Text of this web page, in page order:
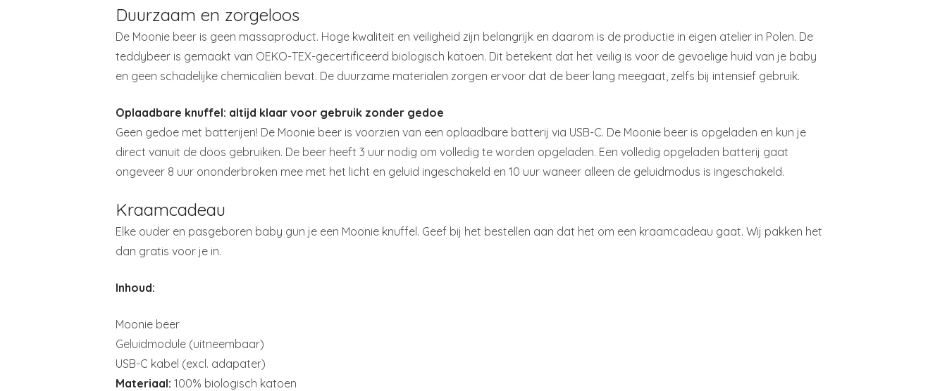
Duurzaam en zorgeloos
De Moonie beer is geen massaproduct. Hoge kwaliteit en veiligheid zijn belangrijk en daarom is de productie in eigen atelier in Polen. De
teddybeer is gemaakt van OEKO-TEX-gecertificeerd biologisch katoen. Dit betekent dat het veilig is voor de gevoelige huid van je baby
en geen schadelijke chemicaliën bevat. De duurzame materialen zorgen ervoor dat de beer lang meegaat, zelfs bij intensief gebruik.
Oplaadbare knuffel: altijd klaar voor gebruik zonder gedoe
Geen gedoe met batterijen! De Moonie beer is voorzien van een oplaadbare batterij via USB-C. De Moonie beer is opgeladen en kun je
direct vanuit de doos gebruiken. De beer heeft 3 uur nodig om volledig te worden opgeladen. Een volledig opgeladen batterij gaat
ongeveer 8 uur ononderbroken mee met het licht en geluid ingeschakeld en 10 uur waneer alleen de geluidmodus is ingeschakeld.
Kraamcadeau
Elke ouder en pasgeboren baby gun je een Moonie knuffel. Geef bij het bestellen aan dat het om een kraamcadeau gaat. Wij pakken het
dan gratis voor je in.
Inhoud:
Moonie beer
Geluidmodule (uitneembaar)
USB-C kabel (excl. adapater)
Materiaal: 100% biologisch katoen